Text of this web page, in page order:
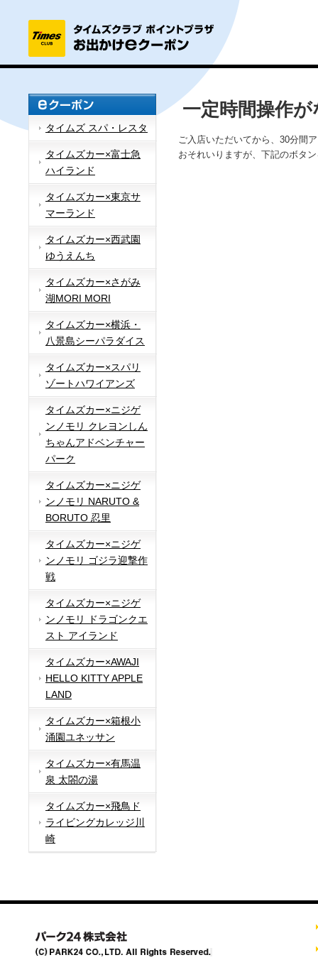
タイムズ スパ・レスタ
タイムズカー×富士急
ハイランド
タイムズカー×東京サ
マーランド
タイムズカー×西武園
ゆうえんち
タイムズカー×さがみ
湖MORI MORI
タイムズカー×横浜・
八景島シーパラダイス
タイムズカー×スパリ
ゾートハワイアンズ
タイムズカー×ニジゲ
ンノモリ クレヨンしん
ちゃんアドベンチャー
パーク
タイムズカー×ニジゲ
ンノモリ NARUTO &
BORUTO 忍里
タイムズカー×ニジゲ
ンノモリ ゴジラ迎撃作
戦
タイムズカー×ニジゲ
ンノモリ ドラゴンクエ
スト アイランド
タイムズカー×AWAJI
HELLO KITTY APPLE
LAND
タイムズカー×箱根小
涌園ユネッサン
タイムズカー×有馬温
泉 太閤の湯
タイムズカー×飛鳥ド
ライビングカレッジ川
崎
一定時間操作
ご入店いただいてから、30分間
おそれいりますが、下記のボタ